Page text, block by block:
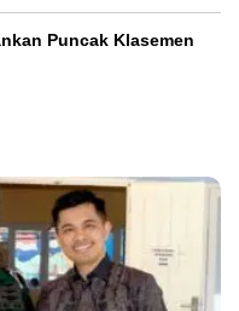
Puncak Klasemen